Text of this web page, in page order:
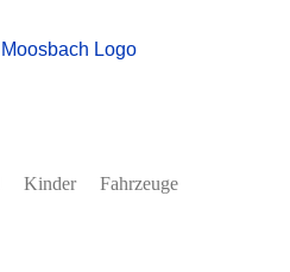
Kinder Fahrzeuge